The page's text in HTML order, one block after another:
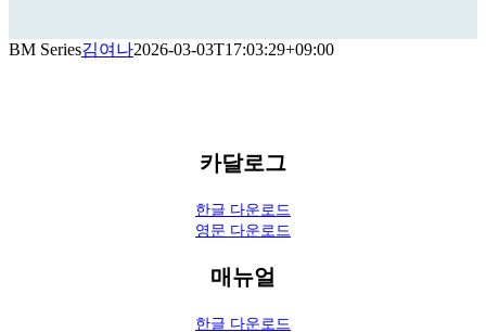
BM Series김여나2026-03-03T17:03:29+09:00
카달로그
한글 다운로드
영문 다운로드
매뉴얼
한글 다운로드